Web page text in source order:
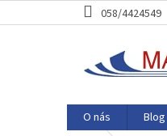
na
058/4424549
O nás Blog